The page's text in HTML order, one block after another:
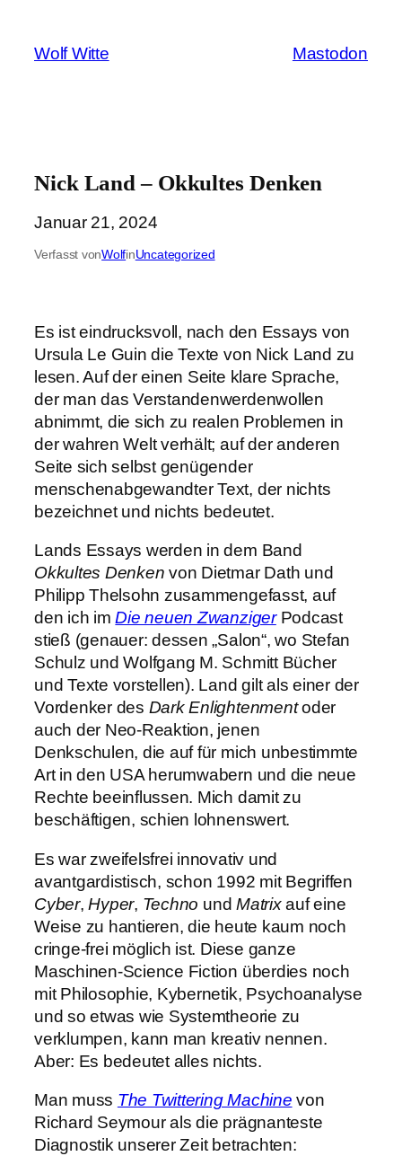
springen
Wolf Witte Mastodon
Nick Land – Okkultes Denken
Januar 21, 2024
Verfasst vonWolfinUncategorized
Es ist eindrucksvoll, nach den Essays von
Ursula Le Guin die Texte von Nick Land zu
lesen. Auf der einen Seite klare Sprache,
der man das Verstandenwerdenwollen
abnimmt, die sich zu realen Problemen in
der wahren Welt verhält; auf der anderen
Seite sich selbst genügender
menschenabgewandter Text, der nichts
bezeichnet und nichts bedeutet.
Lands Essays werden in dem Band
Okkultes Denken von Dietmar Dath und
Philipp Thelsohn zusammengefasst, auf
den ich imDie neuen ZwanzigerPodcast
stieß (genauer: dessen „Salon“, wo Stefan
Schulz und Wolfgang M. Schmitt Bücher
und Texte vorstellen). Land gilt als einer der
Vordenker des Dark Enlightenmentoder
auch der Neo-Reaktion, jenen
Denkschulen, die auf für mich unbestimmte
Art in den USA herumwabern und die neue
Rechte beeinflussen. Mich damit zu
beschäftigen, schien lohnenswert.
Es war zweifelsfrei innovativ und
avantgardistisch, schon 1992 mit Begriffen
Cyber,Hyper, Techno undMatrixauf eine
Weise zu hantieren, die heute kaum noch
cringe-frei möglich ist. Diese ganze
Maschinen-Science Fiction überdies noch
mit Philosophie, Kybernetik, Psychoanalyse
und so etwas wie Systemtheorie zu
verklumpen, kann man kreativ nennen.
Aber: Es bedeutet alles nichts.
Man muss The Twittering Machine von
Richard Seymour als die prägnanteste
Diagnostik unserer Zeit betrachten: